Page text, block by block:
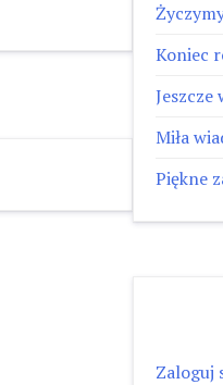
Koniec
Jeszcze
Miła
Piękne
Zaloguj